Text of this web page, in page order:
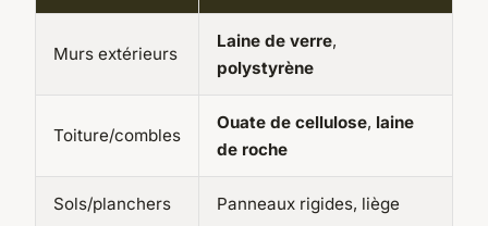
Murs extérieurs
Laine de verre,
polystyrène
Toiture/combles
Ouate de cellulose, laine
de roche
Sols/planchers Panneaux rigides, liège